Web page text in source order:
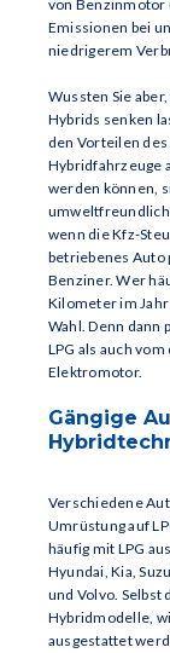
von Benzinmotor
Emissionen bei
niedrigerem
Wussten Sie
Hybrids senken
den Vorteilen
Hybridfahrzeuge
werden können,
wenn die Kfz-
betriebenes Auto
Benziner. Wer
Kilometer im
Wahl. Denn
LPG als auch
Elektromotor.
Gängige
Verschiedene
Umrüstung auf
häufig mit LPG
Hyundai, Kia,
und Volvo.
Hybridmodelle,
ausgestattet